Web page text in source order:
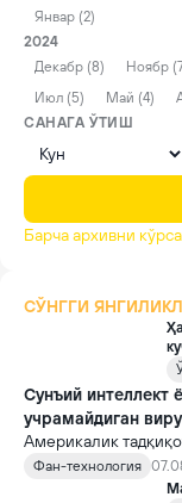
Январ (2)
2024
Декабр (8)
Ноябр
Июл (5)
Май (4)
САНАГА ЎТИШ
Барча архивни
СЎНГГИ
Сунъий интеллект
учрамайдиган
Америкалик
16 та вирус
билан бирга,
Фан-технология